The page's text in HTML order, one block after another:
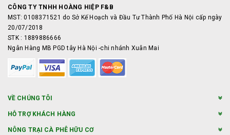
CÔNG TY TNHH HOÀNG HIỆP F&B
MST: 0108371521 do Sở Kế Hoạch và Đầu Tư Thành Phố Hà Nội cấp ngày
20/07/2018
STK : 1889886666
Ngân Hàng MB PGD tây Hà Nội -chi nhánh Xuân Mai
VỀ CHÚNG TÔI
HỖ TRỢ KHÁCH HÀNG
NÔNG TRẠI CÀ PHÊ HỮU CƠ